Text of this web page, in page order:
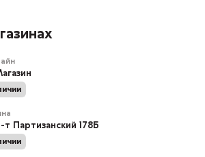
т Партизанский 178Б